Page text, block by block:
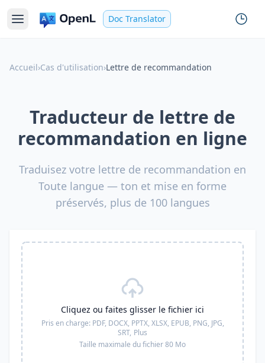
Doc Translator
Accueil›Cas d'utilisation›Lettre de recommandation
Traducteur de lettre de
recommandation en ligne
Traduisez votre lettre de recommandation en
Toute langue — ton et mise en forme
préservés, plus de 100 langues
Cliquez ou faites glisser le fichier ici
Pris en charge: PDF, DOCX, PPTX, XLSX, EPUB, PNG, JPG,
SRT, Plus
Taille maximale du fichier 80 Mo